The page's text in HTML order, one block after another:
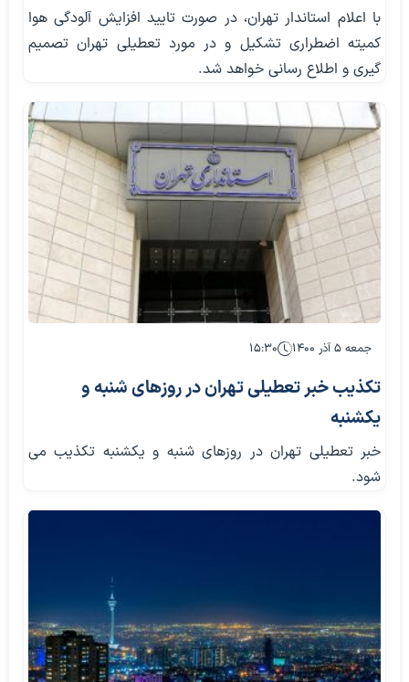
با اعلام استاندار تهران، در صورت تایید افزایش آلودگی هوا
کمیته اضطراری تشکیل و در مورد تعطیلی تهران تصمیم
گیری و اطلاع رسانی خواهد شد.
جمعه ۵ آذر ۱۴۰۰ ۱۵:۳۰
تکذیب خبر تعطیلی تهران در روزهای شنبه و
یکشنبه
خبر تعطیلی تهران در روزهای شنبه و یکشنبه تکذیب می
شود.